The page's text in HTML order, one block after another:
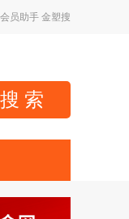
会员助手 金塑搜